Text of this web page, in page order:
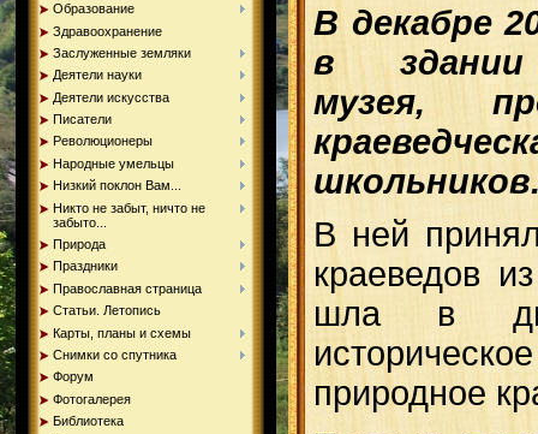
Образование
Здравоохранение
Заслуженные земляки
Деятели науки
Деятели искусства
Писатели
Революционеры
Народные умельцы
Низкий поклон Вам...
Никто не забыт, ничто не
забыто...
Природа
Праздники
Православная страница
Статьи. Летопись
Карты, планы и схемы
Снимки со спутника
Форум
Фотогалерея
Библиотека
В декабре
в здании
музея,
В ней
краеведов
шла в
природное